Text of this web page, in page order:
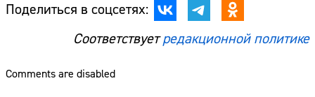
Поделиться в соцсетях:
Соответствуетредакционной политике
Comments are disabled